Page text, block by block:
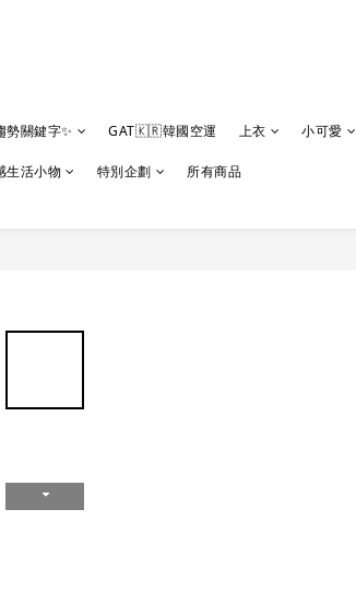
勢關鍵字✨ GAT🇰🇷韓國空運 上衣 小可愛
生活小物 特別企劃 所有商品